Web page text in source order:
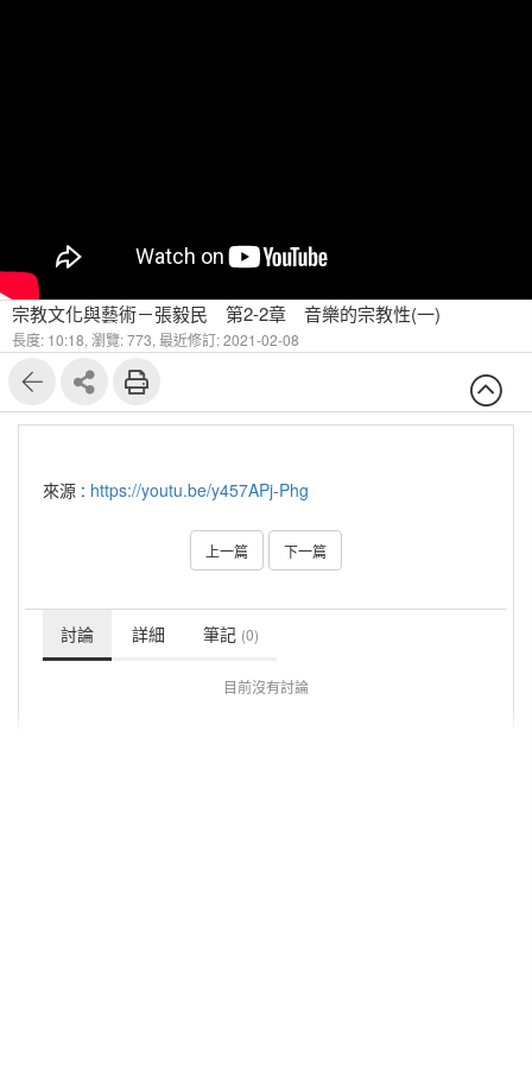
宗教文化與藝術－張毅民 第2-2章 音樂的宗教性(一)
長度: 10:18, 瀏覽: 773, 最近修訂: 2021-02-08
來源 : https://youtu.be/y457APj-Phg
上一篇 下一篇
討論 詳細 筆記 (0)
目前沒有討論